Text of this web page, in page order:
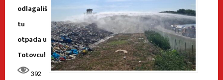
odlagališ
tu
otpada u
Totovcu!
392